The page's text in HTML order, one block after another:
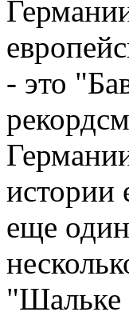
- это
истории
еще
"Шальке